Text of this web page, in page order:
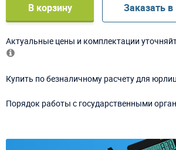
В корзину Заказать в
Актуальные цены и комплектации
Купить по безналичному расчету для юрлиц
Порядок работы с государственными